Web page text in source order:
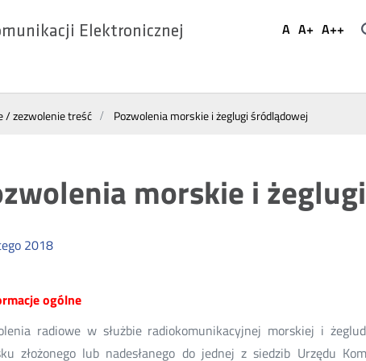
Elektronicznej A A+ A++
Media
/ zezwolenie treść Pozwolenia morskie i żeglugi śródlądowej
morskie i
2018
ogólne
radiowe w służbie radiokomunikacyjnej morskiej i
złożonego lub nadesłanego do jednej z siedzib Urzędu